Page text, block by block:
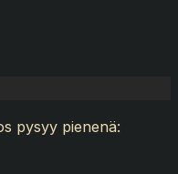
pysyy pienenä: